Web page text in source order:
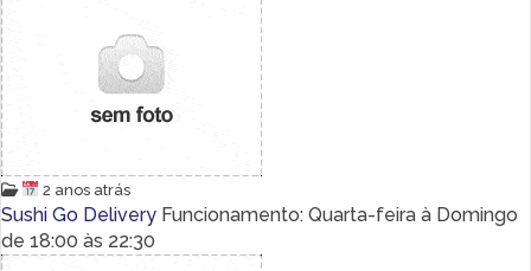
2 anos atrás
Sushi Go Delivery Funcionamento: Quarta-feira à Domingo
de 18:00 às 22:30